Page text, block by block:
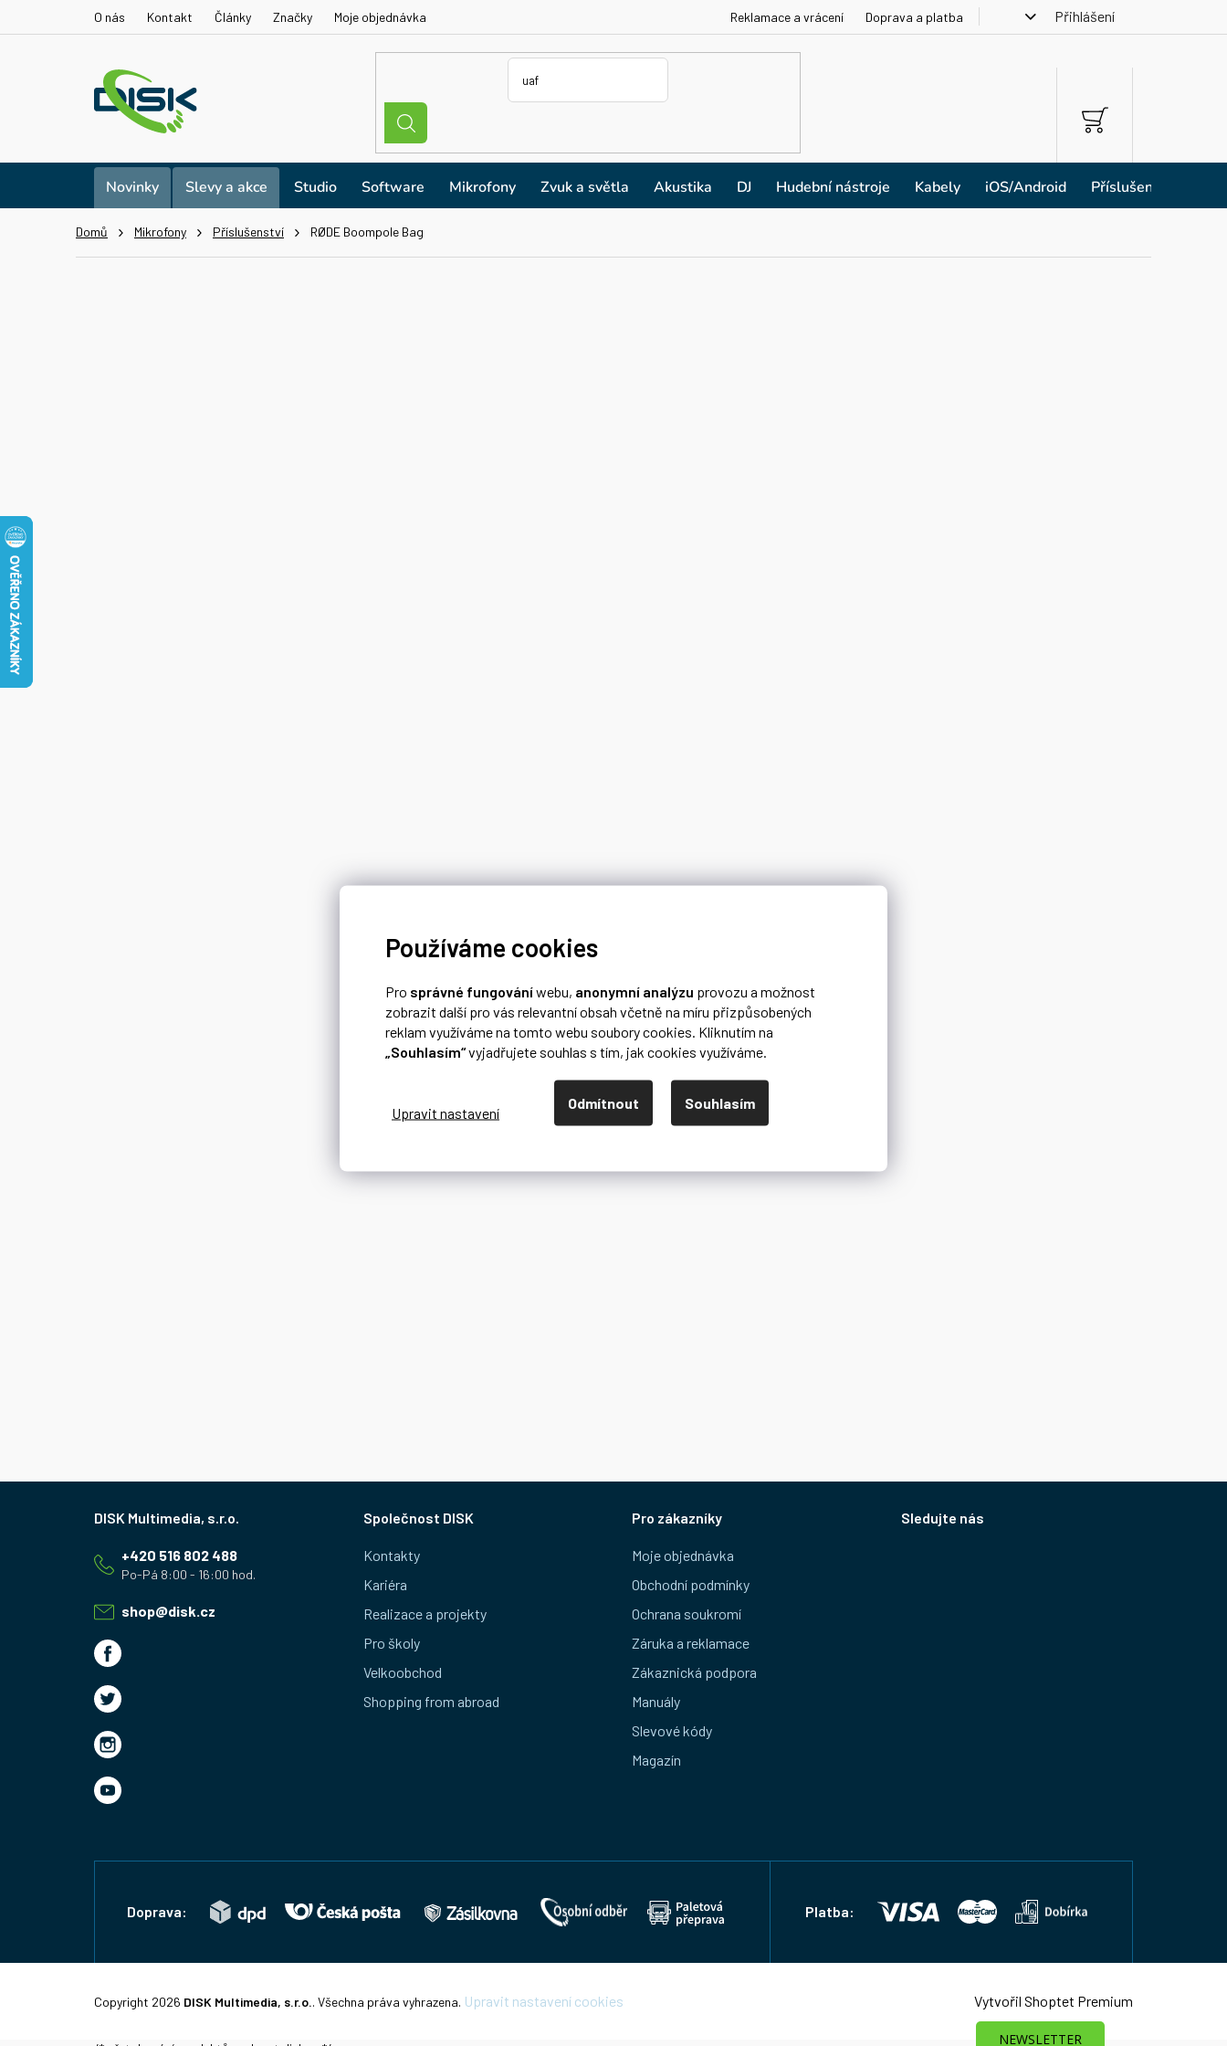
Používáme cookies
Pro správné fungováníwebu, anonymní analýzu provozu a možnost
zobrazit další pro vás relevantní obsah včetně na míru přizpůsobených
reklam využíváme na tomto webu soubory cookies. Kliknutím na
„Souhlasím“vyjadřujete souhlas s tím, jak cookies využíváme.
Odmítnout Souhlasím
O nás Kontakt Články Značky Moje objednávka Reklamace a vrácení Doprava a platba Přihlášení
NÁKUPNÍ
KOŠÍK
Novinky Slevy a akce Studio Software Mikrofony Zvuk a světla Akustika DJ Hudební nástroje Kabely iOS/Android Příslušenství
Domů Mikrofony Příslušenství RØDE Boompole Bag
shop@disk.cz
+420 516 802 488
Společnost DISK
Kontakty
Kariéra
Realizace a projekty
Pro školy
Velkoobchod
Shopping from abroad
Pro zákazníky
Moje objednávka
Obchodní podmínky
Ochrana soukromí
Záruka a reklamace
Zákaznická podpora
Manuály
Slevové kódy
Magazín
Sledujte nás
Doprava: Platba:
Vytvořil Shoptet Premium
Copyright 2026 DISK Multimedia, s.r.o.. Všechna práva vyhrazena. Upravit nastavení cookies
NEWSLETTER